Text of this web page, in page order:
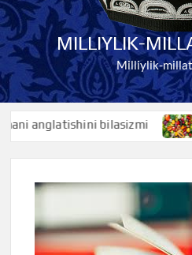
MILLIYLIK-
Milliylik-millat
anglatishini bilasizmi